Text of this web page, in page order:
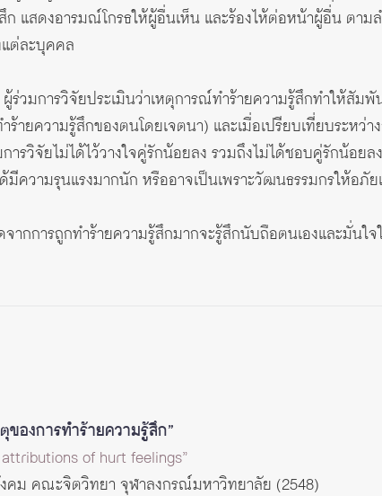
แสดงอารมณ์โกรธให้ผู้อื่นเห็น และร้องไห้ต่อหน้าผู้อื่น ตา
ต่ละบุคคล
ร่วมการวิจัยประเมินว่าเหตุการณ์ทำร้ายความรู้สึกทำให้สัม
ายความรู้สึกของตนโดยเจตนา) และเมื่อเปรียบเที่ยบระหว่
รวิจัยไม่ได้ไว้วางใจคู่รักน้อยลง รวมถึงไม่ได้ชอบคู่รักน้อยล
มีความรุนแรงมากนัก หรืออาจเป็นเพราะวัฒนธรรมกรให้อ
ากการถูกทำร้ายความรู้สึกมากจะรู้สึกนับถือตนเองและมั่นใจ
องการทำร้ายความรู้สึก”
of hurt feelings”
ม คณะจิตวิทยา จุฬาลงกรณ์มหาวิทยาลัย (2548)